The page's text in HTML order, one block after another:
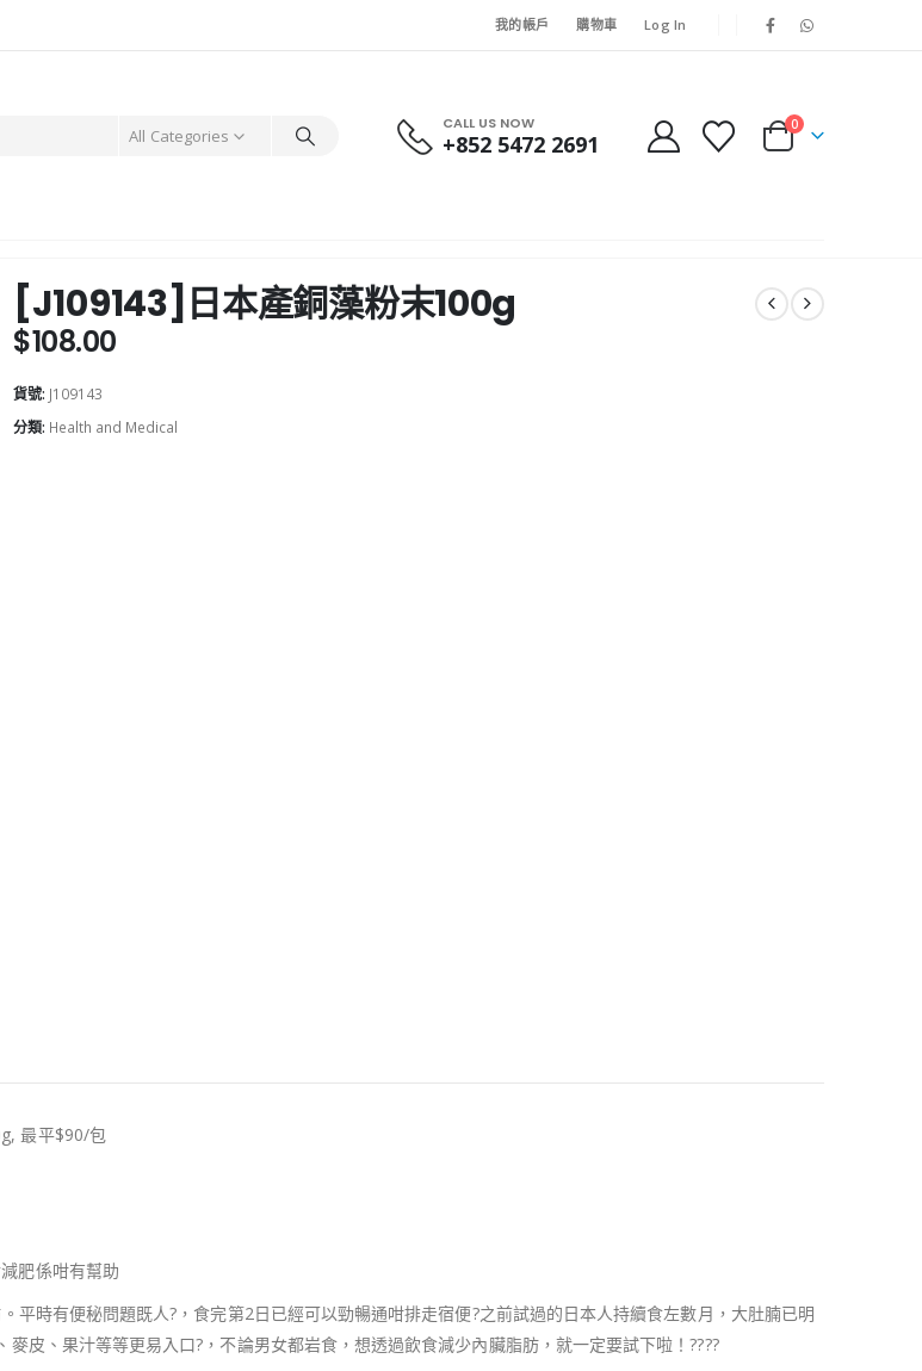
我的帳戶 購物車 Log In
All Categories
CALL US NOW
+852 5472 2691
0
[J109143]日本產銅藻粉末100g
$108.00
貨號: J109143
分類: Health and Medical
最平$90/包
肥係咁有幫助
平時有便秘問題既人?，食完第2日已經可以勁暢通咁排走宿便?之前試過的日本人持續食左數月，大肚腩已明
皮、果汁等等更易入口?，不論男女都岩食，想透過飲食減少內臟脂肪，就一定要試下啦！????